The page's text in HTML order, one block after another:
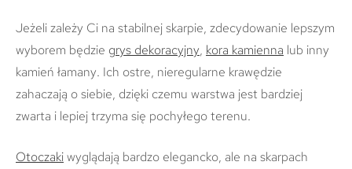
Jeżeli zależy Ci na stabilnej skarpie, zdecydowanie lepszym
wyborem będzie grys dekoracyjny, kora kamienna lub inny
kamień łamany. Ich ostre, nieregularne krawędzie
zahaczają o siebie, dzięki czemu warstwa jest bardziej
zwarta i lepiej trzyma się pochyłego terenu.
Otoczakiwyglądają bardzo elegancko, ale na skarpach